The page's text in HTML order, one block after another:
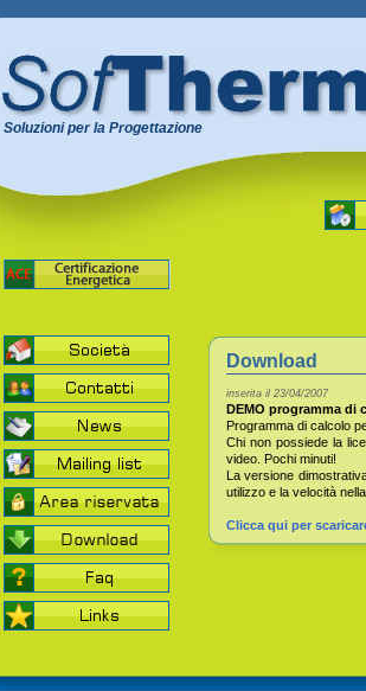
Soluzioni per la Progettazione
Download
inserita il 23/04/2007
DEMO programma di
Programma di calcolo
Chi non possiede la
video. Pochi minuti!
La versione
utilizzo e la velocità
Clicca qui per